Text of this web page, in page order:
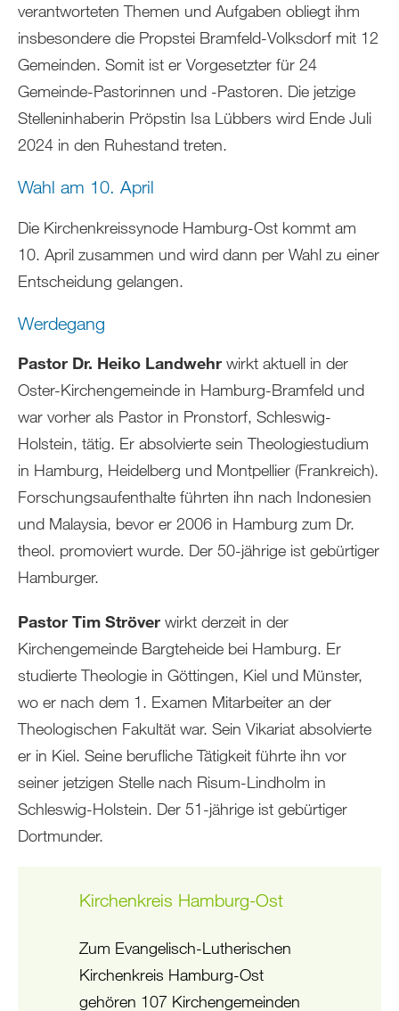
verantworteten Themen und Aufgaben obliegt ihm
insbesondere die Propstei Bramfeld-Volksdorf mit 12
Gemeinden. Somit ist er Vorgesetzter für 24
Gemeinde-Pastorinnen und -Pastoren. Die jetzige
Stelleninhaberin Pröpstin Isa Lübbers wird Ende Juli
2024 in den Ruhestand treten.
Wahl am 10. April
Die Kirchenkreissynode Hamburg-Ost kommt am
10. April zusammen und wird dann per Wahl zu einer
Entscheidung gelangen.
Werdegang
Pastor Dr. Heiko Landwehr wirkt aktuell in der
Oster-Kirchengemeinde in Hamburg-Bramfeld und
war vorher als Pastor in Pronstorf, Schleswig-
Holstein, tätig. Er absolvierte sein Theologiestudium
in Hamburg, Heidelberg und Montpellier (Frankreich).
Forschungsaufenthalte führten ihn nach Indonesien
und Malaysia, bevor er 2006 in Hamburg zum Dr.
theol. promoviert wurde. Der 50-jährige ist gebürtiger
Hamburger.
Pastor Tim Ströver wirkt derzeit in der
Kirchengemeinde Bargteheide bei Hamburg. Er
studierte Theologie in Göttingen, Kiel und Münster,
wo er nach dem 1. Examen Mitarbeiter an der
Theologischen Fakultät war. Sein Vikariat absolvierte
er in Kiel. Seine berufliche Tätigkeit führte ihn vor
seiner jetzigen Stelle nach Risum-Lindholm in
Schleswig-Holstein. Der 51-jährige ist gebürtiger
Dortmunder.
Kirchenkreis Hamburg-Ost
Zum Evangelisch-Lutherischen
Kirchenkreis Hamburg-Ost
gehören 107 Kirchengemeinden